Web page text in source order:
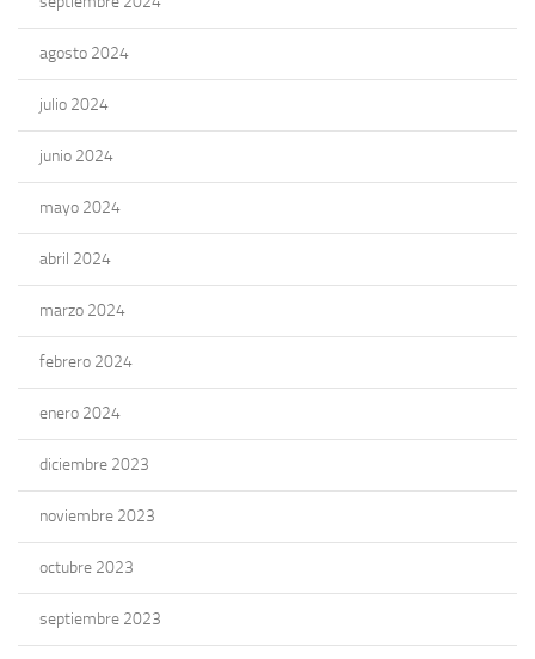
agosto 2024
julio 2024
junio 2024
mayo 2024
abril 2024
marzo 2024
febrero 2024
enero 2024
diciembre 2023
noviembre 2023
octubre 2023
septiembre 2023